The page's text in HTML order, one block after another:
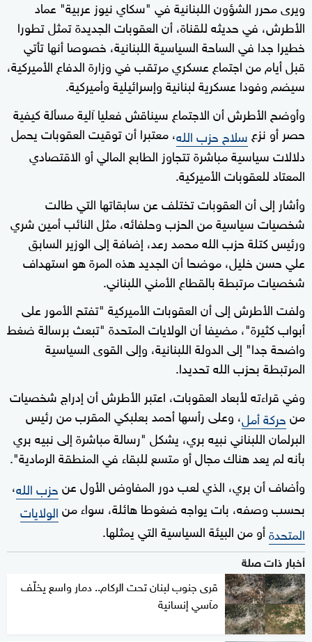
ويرى محرر الشؤون اللبنانية في "سكاي نيوز عربية" عماد
الأطرش، في حديثه للقناة، أن العقوبات الجديدة تمثل تطورا
خطيرا جدا في الساحة السياسية اللبنانية، خصوصا أنها تأتي
قبل أيام من اجتماع عسكري مرتقب في وزارة الدفاع الأميركية،
سيضم وفودا عسكرية لبنانية وإسرائيلية وأميركية.
وأوضح الأطرش أن الاجتماع سيناقش فعليا آلية مسألة كيفية
حصر أو نزع سلاح حزب الله، معتبرا أن توقيت العقوبات يحمل
دلالات سياسية مباشرة تتجاوز الطابع المالي أو الاقتصادي
المعتاد للعقوبات الأميركية.
وأشار إلى أن العقوبات تختلف عن سابقاتها التي طالت
شخصيات سياسية من الحزب وحلفائه، مثل النائب أمين شري
ورئيس كتلة حزب الله محمد رعد، إضافة إلى الوزير السابق
علي حسن خليل، موضحا أن الجديد هذه المرة هو استهداف
شخصيات مرتبطة بالقطاع الأمني اللبناني.
ولفت الأطرش إلى أن العقوبات الأميركية "تفتح الأمور على
أبواب كثيرة"، مضيفا أن الولايات المتحدة "تبعث برسالة ضغط
واضحة جدا" إلى الدولة اللبنانية، وإلى القوى السياسية
المرتبطة بحزب الله تحديدا.
وفي قراءته لأبعاد العقوبات، اعتبر الأطرش أن إدراج شخصيات
منحركة أمل، وعلى رأسها أحمد بعلبكي المقرب من رئيس
البرلمان اللبناني نبيه بري، يشكل "رسالة مباشرة إلى نبيه بري
بأنه لم يعد هناك مجال أو متسع للبقاء في المنطقة الرمادية".
وأضاف أن بري، الذي لعب دور المفاوض الأول عنحزب الله،
بحسب وصفه، بات يواجه ضغوطا هائلة، سواء منالولايات
المتحدةأو من البيئة السياسية التي يمثلها.
أخبار ذات صلة
قرى جنوب لبنان تحت الركام.. دمار واسع يخلّف
مآسي إنسانية